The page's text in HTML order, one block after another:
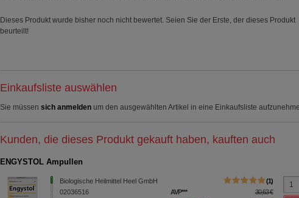
Dieses Produkt wurde bisher noch nicht bewertet. Seien Sie der Erste, der dieses Produkt
beurteilt!
Einkaufsliste auswählen
Sie müssen sich anmelden um den ausgewählten Artikel in eine Einkaufsliste
Kunden, die dieses Produkt gekauft haben, kauften auch
ENGYSTOL Ampullen
Biologische Heilmittel Heel GmbH
02036516
1
AVP*** 30,63 €